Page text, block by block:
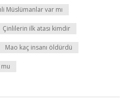
Müslümanlar var mı
Çinlilerin ilk atası kimdir
Mao kaç insanı öldürdü